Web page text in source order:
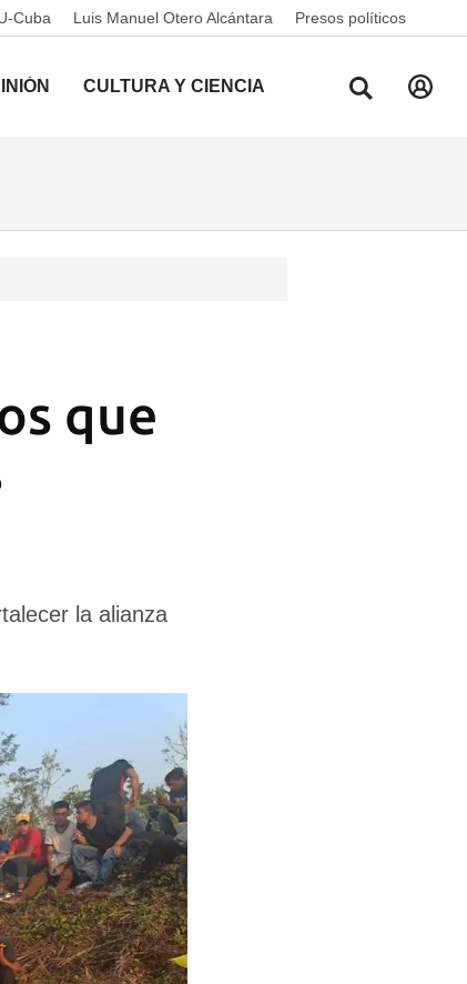
Cuba Luis Manuel Otero Alcántara Presos políticos
CULTURA Y CIENCIA
que
la alianza